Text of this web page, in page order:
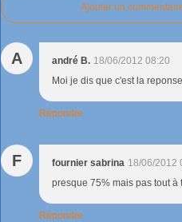
Ajouter un
A andré B. 18/06/2012 08:20
Moi je dis que c'est la
Répondre
F fournier sabrina 18/06/2012
presque 75% mais pas tout à
Répondre